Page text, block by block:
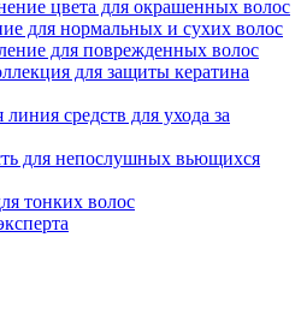
цвета для окрашенных волос
для нормальных и сухих волос
для поврежденных волос
для защиты кератина
средств для ухода за
для непослушных вьющихся
тонких волос